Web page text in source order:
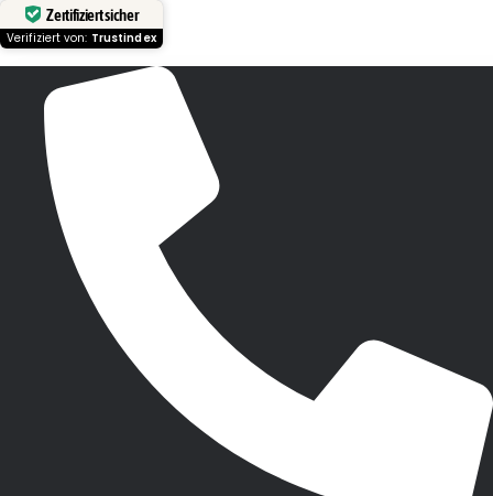
Zertifiziert sicher
Verifiziert von: Trustindex